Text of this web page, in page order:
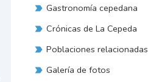
Gastronomía cepedana
Crónicas de La Cepeda
Poblaciones relacionadas
Galería de fotos